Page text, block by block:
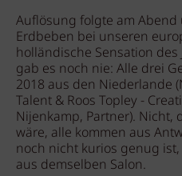
Auflösung folgte am
Erdbeben bei unseren
holländische Sensation
gab es noch nie: Alle drei
2018 aus den Niederlande
Talent & Roos Topley -
Nijenkamp, Partner). Nicht,
wäre, alle kommen aus
noch nicht kurios genug
aus demselben Salon.